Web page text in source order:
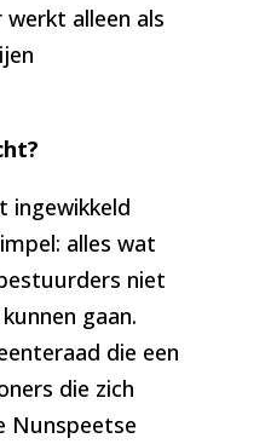
alleen als
ingewikkeld
alles wat
niet
gaan.
die een
die zich
Nunspeetse